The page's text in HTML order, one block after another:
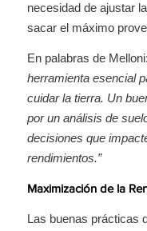
necesidad de ajustar
sacar el máximo
En palabras de Melloni:
herramienta esencial
cuidar la tierra. Un
por un análisis de
decisiones que
rendimientos.”
Maximización de la
Las buenas prácticas